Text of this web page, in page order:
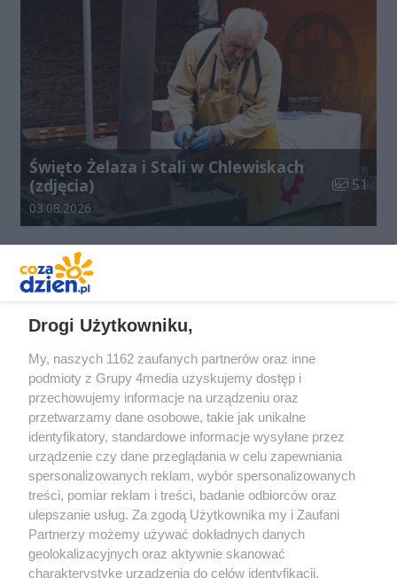
Święto Żelaza i Stali w Chlewiskach
(zdjęcia)
Liczba
51
Data dodania galerii:
03.08.2026
Redakcja Reklama Prywatność
Praca Łódź
the:protocol
Drogi Użytkowniku,
My, naszych 1162 zaufanych partnerów oraz inne
podmioty z Grupy 4media uzyskujemy dostęp i
przechowujemy informacje na urządzeniu oraz
przetwarzamy dane osobowe, takie jak unikalne
identyfikatory, standardowe informacje wysyłane przez
urządzenie czy dane przeglądania w celu zapewniania
spersonalizowanych reklam, wybór spersonalizowanych
treści, pomiar reklam i treści, badanie odbiorców oraz
ulepszanie usług. Za zgodą Użytkownika my i Zaufani
Partnerzy możemy używać dokładnych danych
geolokalizacyjnych oraz aktywnie skanować
charakterystykę urządzenia do celów identyfikacji.